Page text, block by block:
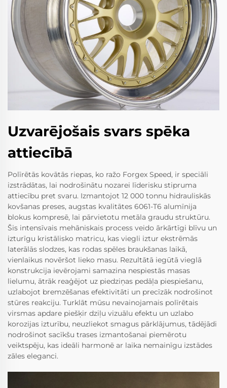
Uzvarējošais svars spēka
attiecībā
Polīrētās kovātās riepas, ko ražo Forgex Speed, ir speciāli
izstrādātas, lai nodrošinātu nozarei līderisku stipruma
attiecību pret svaru. Izmantojot 12 000 tonnu hidrauliskās
kovšanas preses, augstas kvalitātes 6061-T6 alumīnija
blokus kompresē, lai pārvietotu metāla graudu struktūru.
Šis intensīvais mehāniskais process veido ārkārtīgi blīvu un
izturīgu kristālisko matricu, kas viegli iztur ekstrēmās
laterālās slodzes, kas rodas spēles braukšanas laikā,
vienlaikus novēršot lieko masu. Rezultātā iegūtā vieglā
konstrukcija ievērojami samazina nespiestās masas
lielumu, ātrāk reaģējot uz piedziņas pedāļa piespiešanu,
uzlabojot bremzēšanas efektivitāti un precīzāk nodrošinot
stūres reakciju. Turklāt mūsu nevainojamais polīrētais
virsmas apdare piešķir dziļu vizuālu efektu un uzlabo
korozijas izturību, neuzliekot smagus pārklājumus, tādējādi
nodrošinot sacīkšu trases izmantošanai piemērotu
veiktspēju, kas ideāli harmonē ar laika nemainīgu izstādes
zāles eleganci.